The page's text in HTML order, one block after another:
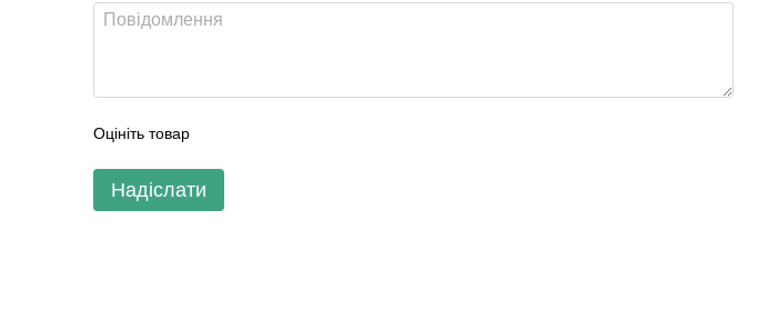
Оцініть товар
Надіслати